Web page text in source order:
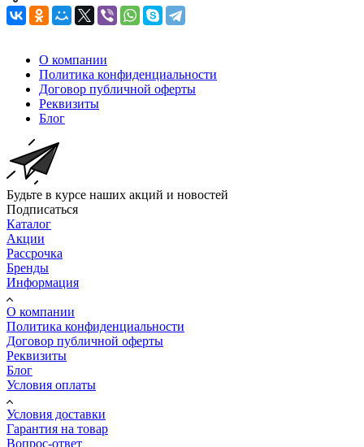
О компании
Политика конфиденциальности
Договор публичной оферты
Реквизиты
Блог
Будьте в курсе наших акций и новостей
Подписаться
Каталог
Акции
Рассрочка
Бренды
Информация
О компании
Политика конфиденциальности
Договор публичной оферты
Реквизиты
Блог
Условия оплаты
Условия доставки
Гарантия на товар
Вопрос-ответ